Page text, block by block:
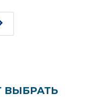
ВЫБРАТЬ